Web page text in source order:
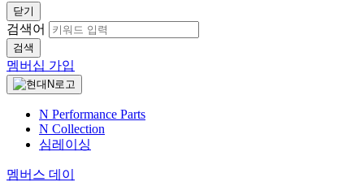
닫기
검색어
검색
멤버십 가입
N Performance Parts
N Collection
심레이싱
멤버스 데이